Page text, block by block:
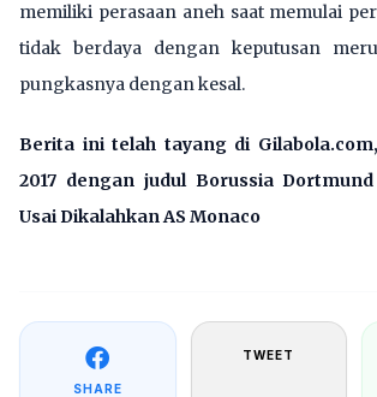
memiliki perasaan aneh saat memulai
tidak berdaya dengan keputusan
pungkasnya dengan kesal.
Berita ini telah tayang di
2017 dengan judul Borussia Dortmund
Usai Dikalahkan AS Monaco
SHARE
TWEET